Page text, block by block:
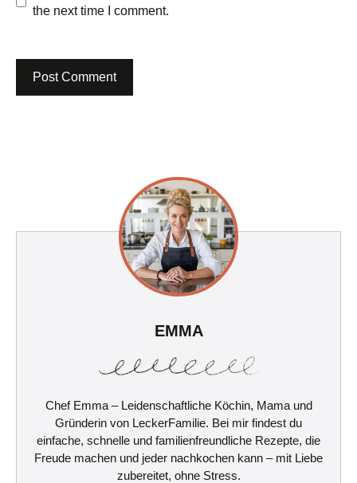
the next time I comment.
EMMA
Chef Emma – Leidenschaftliche Köchin, Mama und
Gründerin von LeckerFamilie. Bei mir findest du
einfache, schnelle und familienfreundliche Rezepte, die
Freude machen und jeder nachkochen kann – mit Liebe
zubereitet, ohne Stress.